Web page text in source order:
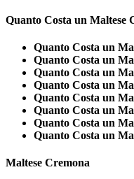
Quanto Costa un Maltese
Quanto Costa un
Quanto Costa un
Quanto Costa un
Quanto Costa un
Quanto Costa un
Quanto Costa un
Quanto Costa un
Quanto Costa un
Maltese Cremona